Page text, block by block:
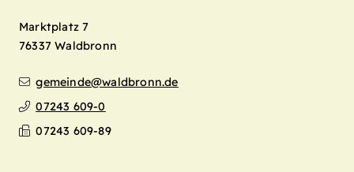
Marktplatz 7
76337 Waldbronn
gemeinde@waldbronn.de
07243 609-0
07243 609-89